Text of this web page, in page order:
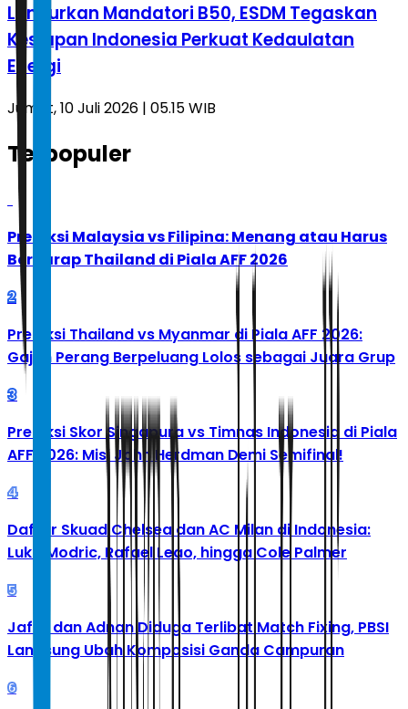
Luncurkan Mandatori B50, ESDM Tegaskan
Kesiapan Indonesia Perkuat Kedaulatan
Energi
Jumat, 10 Juli 2026 | 05.15 WIB
Terpopuler
Prediksi Malaysia vs Filipina: Menang atau Harus
Berharap Thailand di Piala AFF 2026
2
Prediksi Thailand vs Myanmar di Piala AFF 2026:
Gajah Perang Berpeluang Lolos sebagai Juara Grup
3
Prediksi Skor Singapura vs Timnas Indonesia di Piala
AFF 2026: Misi John Herdman Demi Semifinal!
4
Daftar Skuad Chelsea dan AC Milan di Indonesia:
Luka Modric, Rafael Leao, hingga Cole Palmer
5
Jafar dan Adnan Diduga Terlibat Match Fixing, PBSI
Langsung Ubah Komposisi Ganda Campuran
6